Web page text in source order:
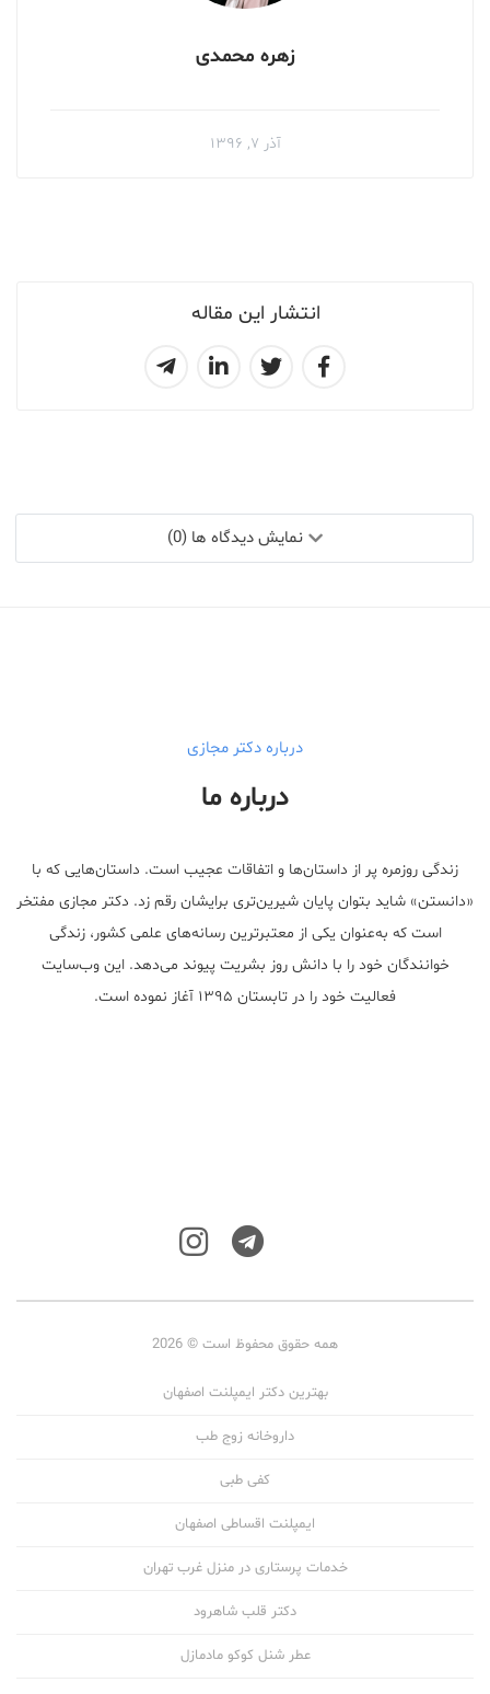
انتشار این مقاله
زهره محمدی
آذر ۷, ۱۳۹۶
نمایش دیدگاه ها (0)
درباره دکتر مجازی
درباره ما
زندگی روزمره پر از داستان‌ها و اتفاقات عجیب است. داستان‌هایی که با
«دانستن» شاید بتوان پایان شیرین‌تری برایشان رقم زد. دکتر مجازی مفتخر
است که به‌عنوان یکی از معتبر‌ترین رسانه‌های علمی کشور، زندگی
خوانندگان خود را با دانش روز بشریت پیوند می‌دهد. این وب‌سایت
فعالیت خود را در تابستان ۱۳۹۵ آغاز نموده است.
همه حقوق محفوظ است © 2026
بهترین دکتر ایمپلنت اصفهان
داروخانه زوج طب
کفی طبی
ایمپلنت اقساطی اصفهان
خدمات پرستاری در منزل غرب تهران
دکتر قلب شاهرود
عطر شنل کوکو مادمازل